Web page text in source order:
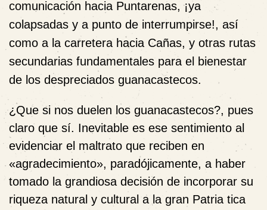
comunicación hacia Puntarenas, ¡ya
colapsadas y a punto de interrumpirse!, así
como a la carretera hacia Cañas, y otras rutas
secundarias fundamentales para el bienestar
de los despreciados guanacastecos.
¿Que si nos duelen los guanacastecos?, pues
claro que sí. Inevitable es ese sentimiento al
evidenciar el maltrato que reciben en
«agradecimiento», paradójicamente, a haber
tomado la grandiosa decisión de incorporar su
riqueza natural y cultural a la gran Patria tica